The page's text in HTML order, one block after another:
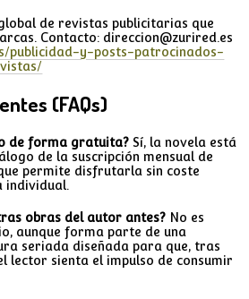
de revistas publicitarias que
Contacto: direccion@zurired.es
publicidad-y-posts-patrocinados-
(FAQs)
de forma gratuita? Sí, la novela está
de la suscripción mensual de
permite disfrutarla sin coste
individual.
obras del autor antes? No es
aunque forma parte de una
seriada diseñada para que, tras
lector sienta el impulso de consumir